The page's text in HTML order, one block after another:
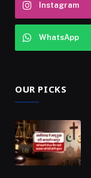
Instagram
WhatsApp
OUR PICKS